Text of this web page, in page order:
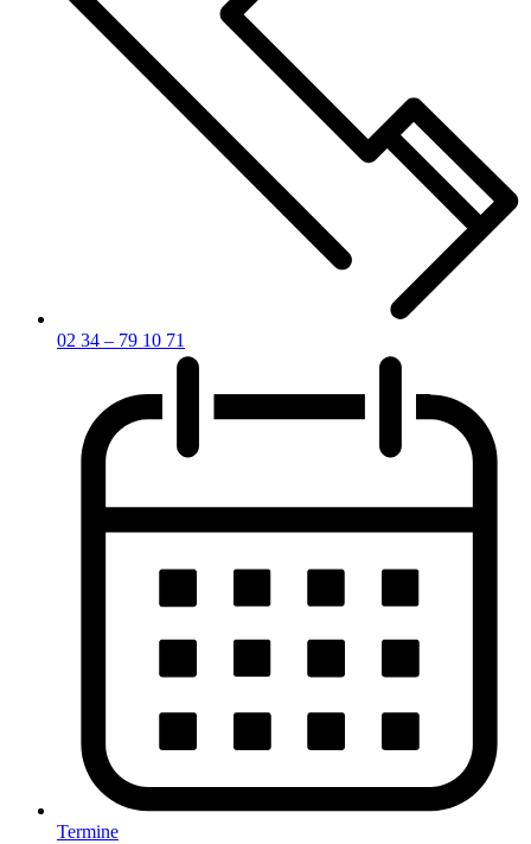
02 34 – 79 10 71
Termine